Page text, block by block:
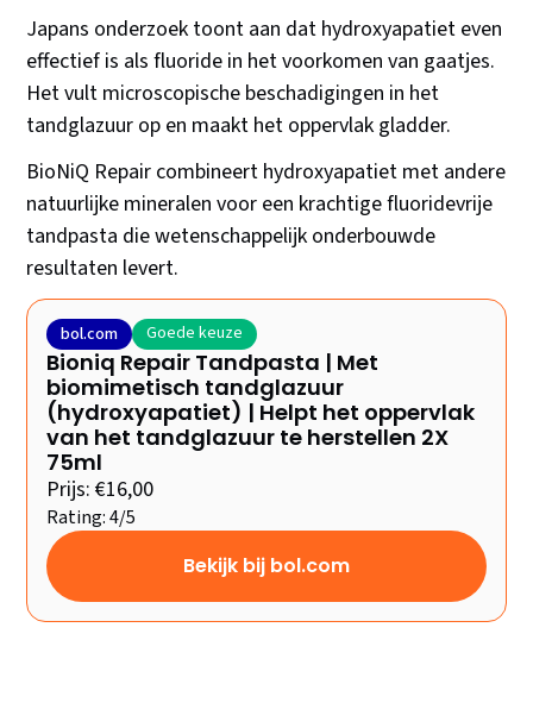
Japans onderzoek toont aan dat hydroxyapatiet even
effectief is als fluoride in het voorkomen van gaatjes.
Het vult microscopische beschadigingen in het
tandglazuur op en maakt het oppervlak gladder.
BioNiQ Repair combineert hydroxyapatiet met andere
natuurlijke mineralen voor een krachtige fluoridevrije
tandpasta die wetenschappelijk onderbouwde
resultaten levert.
bol.com Goede keuze
Bioniq Repair Tandpasta | Met
biomimetisch tandglazuur
(hydroxyapatiet) | Helpt het oppervlak
van het tandglazuur te herstellen 2X
75ml
Prijs: €16,00
Rating: 4/5
Bekijk bij bol.com